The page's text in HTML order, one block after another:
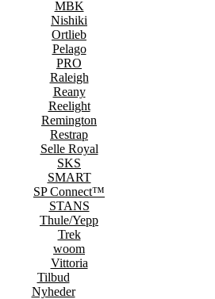
MBK
Nishiki
Ortlieb
Pelago
PRO
Raleigh
Reany
Reelight
Remington
Restrap
Selle Royal
SKS
SMART
SP Connect™
STANS
Thule/Yepp
Trek
woom
Vittoria
Tilbud
Nyheder